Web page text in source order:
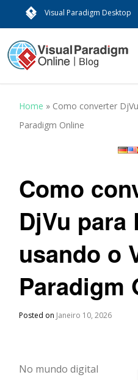
Visual Paradigm Desktop
Home » Como converter
Paradigm Online
Como
DjVu para
usando o
Paradigm
Posted on Janeiro 10, 2026
No mundo digital